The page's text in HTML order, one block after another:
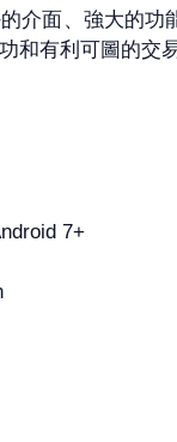
介面、強大的
和有利可圖的交易
7+